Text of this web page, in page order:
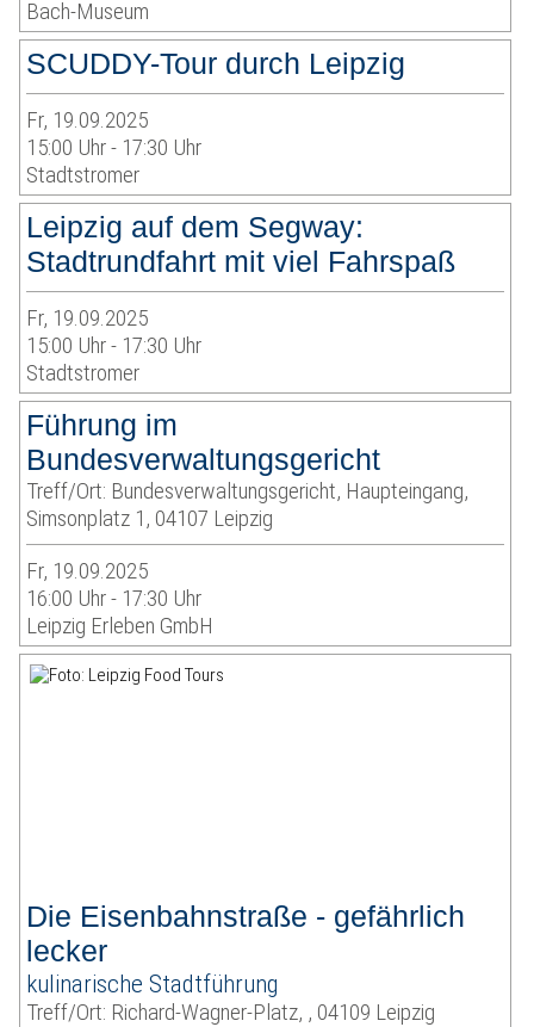
Bach-Museum
SCUDDY-Tour durch Leipzig
Fr, 19.09.2025
15:00 Uhr - 17:30 Uhr
Stadtstromer
Leipzig auf dem Segway:
Stadtrundfahrt mit viel Fahrspaß
Fr, 19.09.2025
15:00 Uhr - 17:30 Uhr
Stadtstromer
Führung im
Bundesverwaltungsgericht
Treff/Ort: Bundesverwaltungsgericht, Haupteingang,
Simsonplatz 1, 04107 Leipzig
Fr, 19.09.2025
16:00 Uhr - 17:30 Uhr
Leipzig Erleben GmbH
Die Eisenbahnstraße - gefährlich
lecker
kulinarische Stadtführung
Treff/Ort: Richard-Wagner-Platz, , 04109 Leipzig